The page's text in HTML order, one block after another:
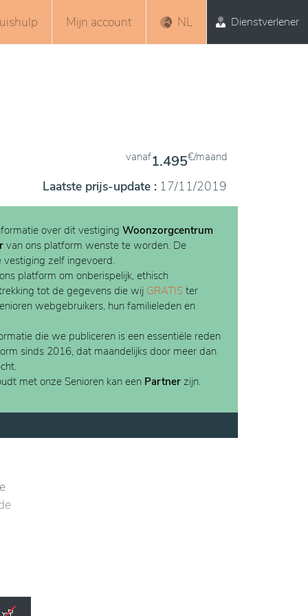
Mijn account NL Dienstverlener
vanaf1.495€/maand
Laatste prijs-update : 17/11/2019
over dit vestiging Woonzorgcentrum
van ons platform wenste te worden. De
zelf ingevoerd.
platform om onberispelijk, ethisch
tot de gegevens die wij GRATIS ter
webgebruikers, hun familieleden en
die we publiceren is een essentiële reden
sinds 2016, dat maandelijks door meer dan
met onze Senioren kan een Partner zijn.